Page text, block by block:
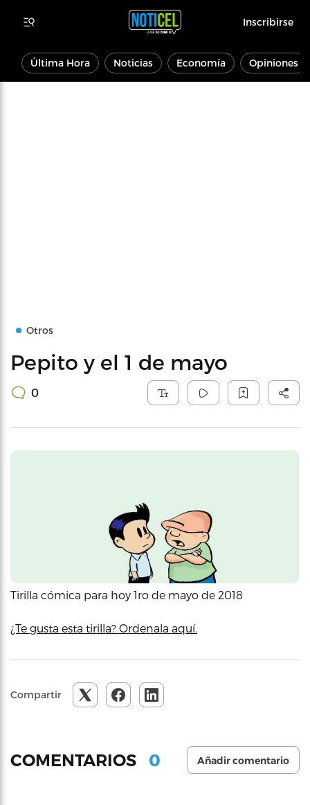
Inscribirse
Última Hora Noticias Economía Opiniones
Otros
Pepito y el 1 de mayo
0
Tirilla cómica para hoy 1ro de mayo de 2018
¿Te gusta esta tirilla? Ordenala aquí.
Compartir
COMENTARIOS 0 Añadir comentario